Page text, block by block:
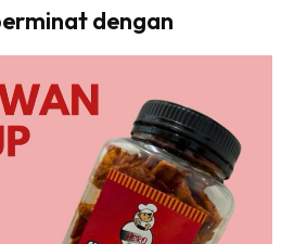
dengan